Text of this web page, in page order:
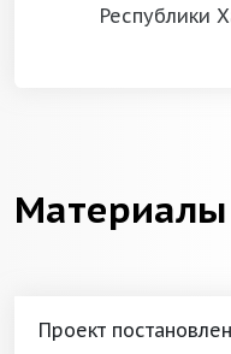
Республики
Материалы
Проект